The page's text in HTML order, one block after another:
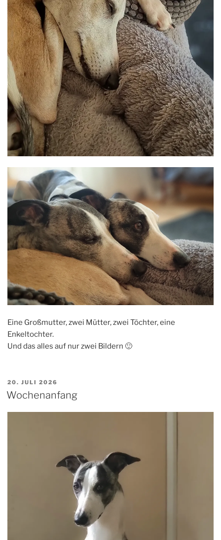
Eine Großmutter, zwei Mütter, zwei Töchter, eine
Enkeltochter.
Und das alles auf nur zwei Bildern 🙂
VERÖFFENTLICHT
AM
20. JULI 2026
Wochenanfang